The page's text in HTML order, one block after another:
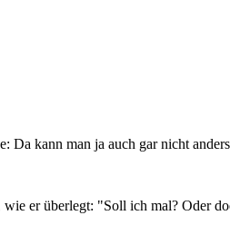
Da kann man ja auch gar nicht
er überlegt: "Soll ich mal? Oder